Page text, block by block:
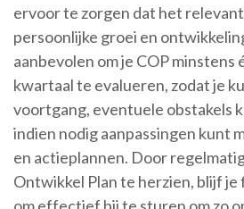
ervoor te zorgen dat het
persoonlijke groei en
aanbevolen om je COP minstens
kwartaal te evalueren, zodat je
voortgang, eventuele obstakels
indien nodig aanpassingen kunt
en actieplannen. Door
Ontwikkel Plan te herzien, blijf je